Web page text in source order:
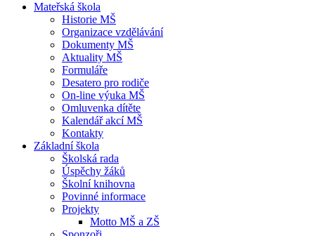
Mateřská škola
Historie MŠ
Organizace vzdělávání
Dokumenty MŠ
Aktuality MŠ
Formuláře
Desatero pro rodiče
On-line výuka MŠ
Omluvenka dítěte
Kalendář akcí MŠ
Kontakty
Základní škola
Školská rada
Úspěchy žáků
Školní knihovna
Povinné informace
Projekty
Motto MŠ a ZŠ